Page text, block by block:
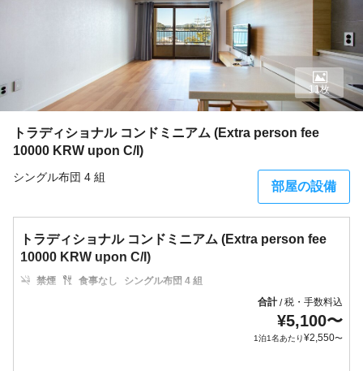
トラディショナル コンドミニアム (Extra person fee
10000 KRW upon C/I)
シングル布団 4 組
部屋の設備
11枚
トラディショナル コンドミニアム (Extra person fee
10000 KRW upon C/I)
禁煙 食事なし
シングル布団 4 組
合計/税・手数料込
¥5,100〜
1泊1名あたり¥2,550〜